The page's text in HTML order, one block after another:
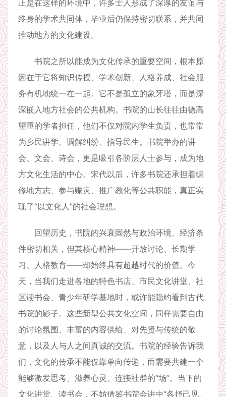
正是在这样的环境中，许多士人形成了深厚的友谊与
终身的学术共同体，毕业后仍保持密切联系，并共同
推动地方的文化建设。
书院之所以能成为文化传承的重要空间，根本原
因在于它将知识传授、学术创新、人格养成、社会服
务有机地统一在一起。它不是孤立的象牙塔，而是深
深嵌入地方社会的公共机构。书院的山长往往由德高
望重的学者担任，他们不仅对院内学生负责，也常常
为乡民讲学、调解纠纷、指导民生。书院举办的讲
会、文会、诗会，更是吸引各阶层人士参与，成为地
方文化生活的中心。宋代以后，许多书院还承担着编
修地方志、参与赈灾、推广教化等公共职能，真正实
现了“以文化人”的社会理想。
回望历史，书院的兴衰固然与政治环境、经济条
件密切相关，但其核心精神——开放讨论、长期学
习、人格教育——却始终具有超越时代的价值。今
天，当我们走进各地的特色书店、市民文化讲堂、社
区读书会、青少年研学基地时，或许能隐约看到古代
书院的影子。这些新型公共文化空间，同样需要自由
的讨论氛围、丰富的内容供给、对先贤与传统的敬
意，以及人与人之间真诚的交流。书院的经验告诉我
们，文化的传承不能仅靠单向传递，而需要共建一个
能够激发思考、滋养心灵、连接社群的“场”。当下的
文化讲堂、读书会，不妨借鉴书院会讲中“各抒己见、